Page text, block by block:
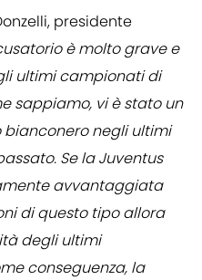
presidente
è molto grave e
ultimi campionati di
sappiamo, vi è stato un
negli ultimi
Se la Juventus
avvantaggiata
di questo tipo allora
degli ultimi
conseguenza, la